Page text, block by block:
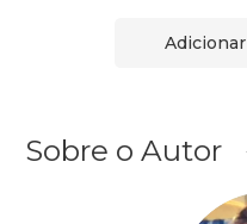
Sobre o Autor